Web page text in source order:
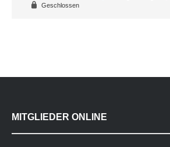
Geschlossen
MITGLIEDER ONLINE